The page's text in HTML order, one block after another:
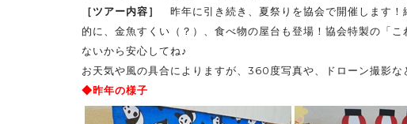
［ツアー内容］
昨年に引き続き、夏祭りを協会で開催します
的に、金魚すくい（？）、食べ物の屋台も登場！協会特製の「
ないから安心してね♪
お天気や風の具合によりますが、360度写真や、ドローン撮影
◆昨年の様子